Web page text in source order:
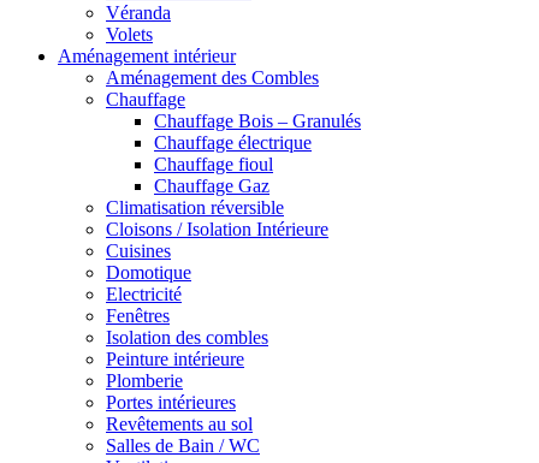
Véranda
Volets
Aménagement intérieur
Aménagement des Combles
Chauffage
Chauffage Bois – Granulés
Chauffage électrique
Chauffage fioul
Chauffage Gaz
Climatisation réversible
Cloisons / Isolation Intérieure
Cuisines
Domotique
Electricité
Fenêtres
Isolation des combles
Peinture intérieure
Plomberie
Portes intérieures
Revêtements au sol
Salles de Bain / WC